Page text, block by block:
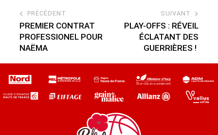
PRÉCÉDENT
PREMIER CONTRAT
PROFESSIONEL POUR
NAËMA
SUIVANT
PLAY-OFFS : RÉVEIL
ÉCLATANT DES
GUERRIÈRES !